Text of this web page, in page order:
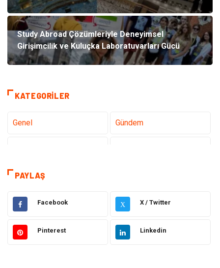
Study Abroad Çözümleriyle Deneyimsel
Girişimcilik ve Kuluçka Laboratuvarları Gücü
KATEGORILER
Genel Gündem
Tanıtıcı Reklam
Gıda Elektrik Elektronik
Eğitim & Kariyer Hukuk
PAYLAŞ
Facebook X X / Twitter
Pinterest Linkedin